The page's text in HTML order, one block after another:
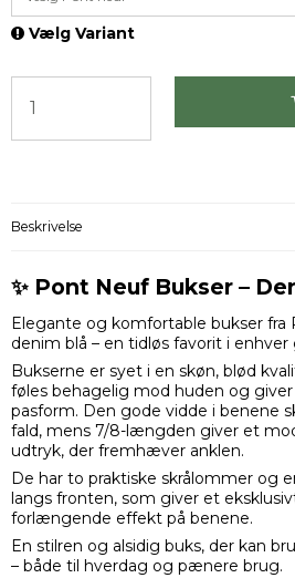
Vælg Variant
Beskrivelse
✨ Pont Neuf Bukser –
Elegante og komfortable bukser fra
denim blå – en tidløs favorit i enhver
Bukserne er syet i en skøn, blød
føles behagelig mod huden og
pasform. Den gode vidde i benene
fald, mens 7/8-længden giver et
udtryk, der fremhæver anklen.
De har to praktiske skrålommer og
langs fronten, som giver et
forlængende effekt på benene.
En stilren og alsidig buks, der kan
– både til hverdag og pænere brug.